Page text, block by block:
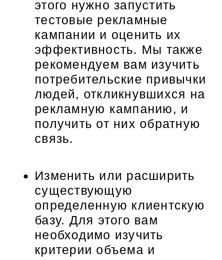
этого нужно запустить
тестовые рекламные
кампании и оценить их
эффективность. Мы также
рекомендуем вам изучить
потребительские привычки
людей, откликнувшихся на
рекламную кампанию, и
получить от них обратную
связь.
Изменить или расширить
существующую
определенную клиентскую
базу. Для этого вам
необходимо изучить
критерии объема и